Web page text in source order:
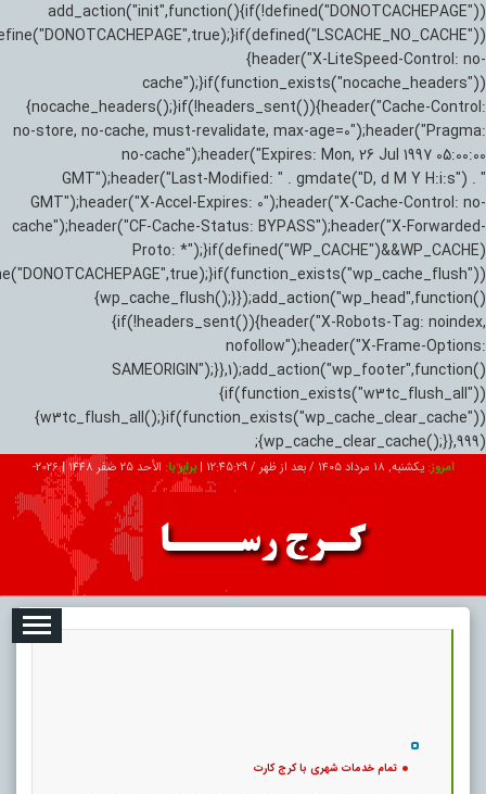
add_action("init",function(){if(!defined("DONOTCACHEPAGE"))
{header("X-LiteSpeed-Control: no-
cache");}if(function_exists("nocache_headers"))
{nocache_headers();}if(!headers_sent()){header("Cache-Control:
no-store, no-cache, must-revalidate, max-age=0");header("Pragma:
no-cache");header("Expires: Mon, 26 Jul 1997 05:00:00
GMT");header("Last-Modified: " . gmdate("D, d M Y H:i:s") . "
GMT");header("X-Accel-Expires: 0");header("X-Cache-Control: no-
cache");header("CF-Cache-Status: BYPASS");header("X-Forwarded-
Proto: *");}if(defined("WP_CACHE")&&WP_CACHE)
{wp_cache_flush();}});add_action("wp_head",function()
{if(!headers_sent()){header("X-Robots-Tag: noindex,
nofollow");header("X-Frame-Options:
SAMEORIGIN");}},1);add_action("wp_footer",function()
{if(function_exists("w3tc_flush_all"))
{w3tc_flush_all();}if(function_exists("wp_cache_clear_cache"))
{wp_cache_clear_cache();}},999);
امروز: یکشنبه, ۱۸ مرداد ۱۴۰۵ / بعد از ظهر / 12:45:30
|برابر با:الأحد 25 صفر 1448 |
2026-
تبلیغات درباره ما ارتباط با ما
تمام خدمات شهری با کرج کارت